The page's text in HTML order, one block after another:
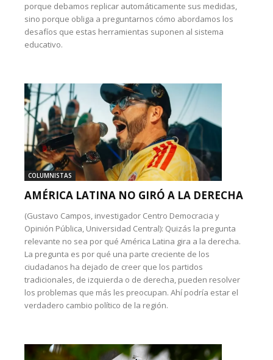
porque debamos replicar automáticamente sus medidas,
sino porque obliga a preguntarnos cómo abordamos los
desafíos que estas herramientas suponen al sistema
educativo.
COLUMNISTAS
AMÉRICA LATINA NO GIRÓ A LA DERECHA
(Gustavo Campos, investigador Centro Democracia y
Opinión Pública, Universidad Central): Quizás la pregunta
relevante no sea por qué América Latina gira a la derecha.
La pregunta es por qué una parte creciente de los
ciudadanos ha dejado de creer que los partidos
tradicionales, de izquierda o de derecha, pueden resolver
los problemas que más les preocupan. Ahí podría estar el
verdadero cambio político de la región.